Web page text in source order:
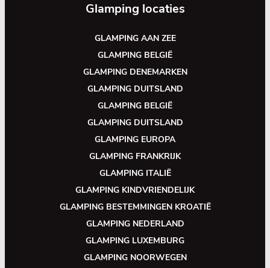
Glamping locaties
GLAMPING AAN ZEE
GLAMPING BELGIË
GLAMPING DENEMARKEN
GLAMPING DUITSLAND
GLAMPING BELGIË
GLAMPING DUITSLAND
GLAMPING EUROPA
GLAMPING FRANKRIJK
GLAMPING ITALIË
GLAMPING KINDVRIENDELIJK
GLAMPING BESTEMMINGEN KROATIË
GLAMPING NEDERLAND
GLAMPING LUXEMBURG
GLAMPING NOORWEGEN